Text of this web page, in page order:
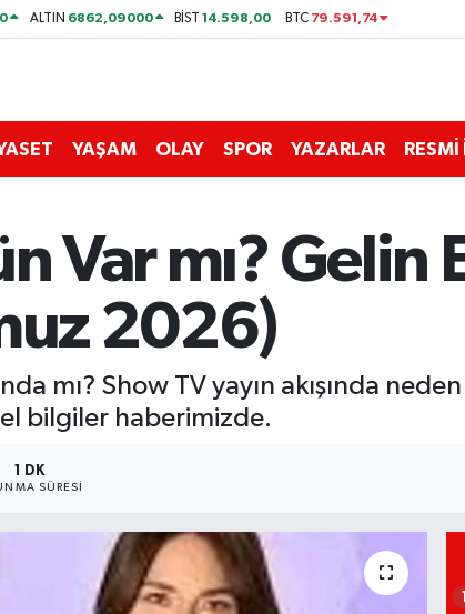
ALTIN 6862,09000 BİST14.598,00 BTC 79.591,74
YAŞAM OLAY SPOR YAZARLAR
Var mı? Gelin
2026)
mı? Show TV yayın akışında
bilgiler haberimizde.
1 DK
SÜRESI
1